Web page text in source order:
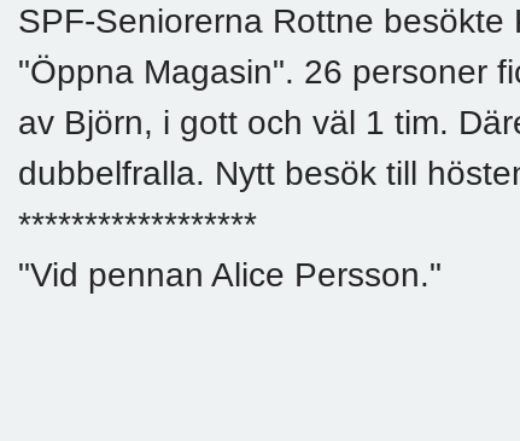
SPF-Seniorerna Rottne besökte
"Öppna Magasin". 26 personer
av Björn, i gott och väl 1 tim.
dubbelfralla. Nytt besök till
******************
"Vid pennan Alice Persson."